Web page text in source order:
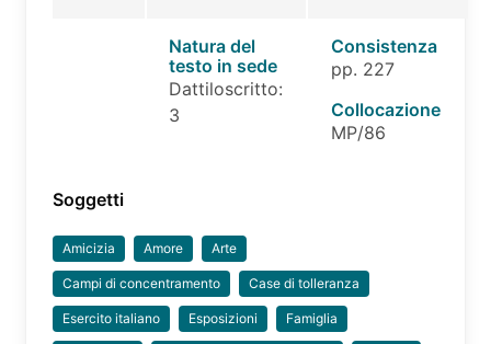
Natura del
testo in sede
Dattiloscritto:
3
Consistenza
pp. 227
Collocazione
MP/86
Soggetti
Amicizia Amore Arte
Campi di concentramento Case di tolleranza
Esercito italiano Esposizioni Famiglia